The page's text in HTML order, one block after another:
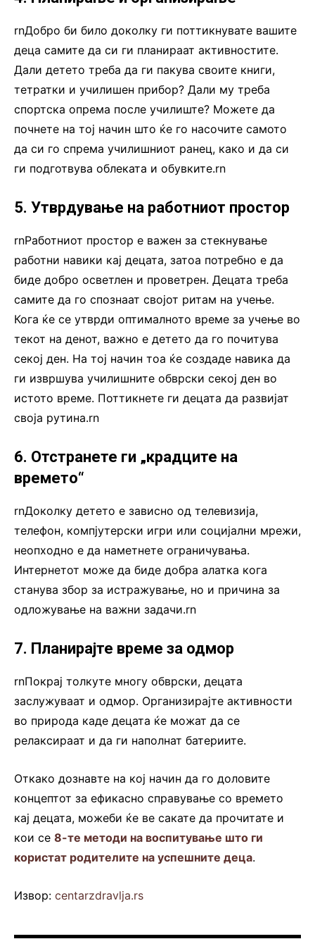
rnДобро би било доколку ги поттикнувате вашите
деца самите да си ги планираат активностите.
Дали детето треба да ги пакува своите книги,
тетратки и училишен прибор? Дали му треба
спортска опрема после училиште? Можете да
почнете на тој начин што ќе го насочите самото
да си го спрема училишниот ранец, како и да си
ги подготвува облеката и обувките.rn
5. Утврдување на работниот простор
rnРаботниот простор е важен за стекнување
работни навики кај децата, затоа потребно е да
биде добро осветлен и проветрен. Децата треба
самите да го спознаат својот ритам на учење.
Кога ќе се утврди оптималното време за учење во
текот на денот, важно е детето да го почитува
секој ден. На тој начин тоа ќе создаде навика да
ги извршува училишните обврски секој ден во
истото време. Поттикнете ги децата да развијат
своја рутина.rn
6. Отстранете ги „крадците на
времето“
rnДоколку детето е зависно од телевизија,
телефон, компјутерски игри или социјални мрежи,
неопходно е да наметнете ограничувања.
Интернетот може да биде добра алатка кога
станува збор за истражување, но и причина за
одложување на важни задачи.rn
7. Планирајте време за одмор
rnПокрај толкуте многу обврски, децата
заслужуваат и одмор. Организирајте активности
во природа каде децата ќе можат да се
релаксираат и да ги наполнат батериите.
Откако дознавте на кој начин да го доловите
концептот за ефикасно справување со времето
кај децата, можеби ќе ве сакате да прочитате и
кои се 8-те методи на воспитување што ги
користат родителите на успешните деца.
Извор: centarzdravlja.rs